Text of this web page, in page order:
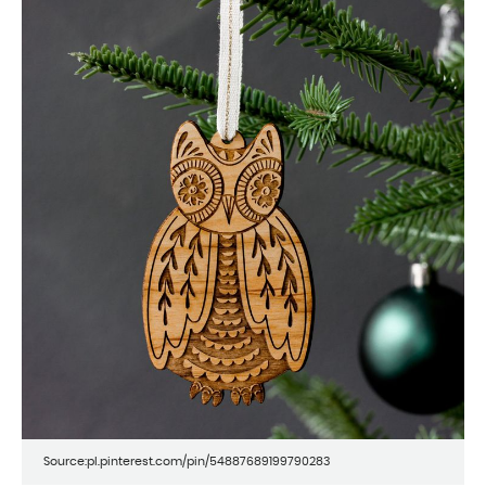
Source:pl.pinterest.com/pin/54887689199790283